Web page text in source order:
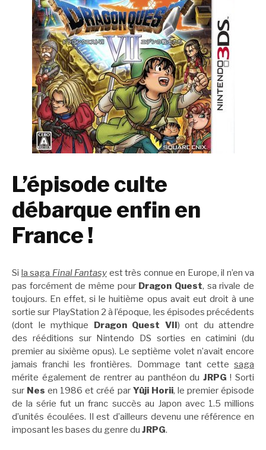
L’épisode culte
débarque enfin en
France !
Si la saga Final Fantasy est très connue en Europe, il n’en va
pas forcément de même pour Dragon Quest, sa rivale de
toujours. En effet, si le huitième opus avait eut droit à une
sortie sur PlayStation 2 à l’époque, les épisodes précédents
(dont le mythique Dragon Quest VII) ont du attendre
des rééditions sur Nintendo DS sorties en catimini (du
premier au sixième opus). Le septième volet n’avait encore
jamais franchi les frontières. Dommage tant cette saga
mérite également de rentrer au panthéon du JRPG ! Sorti
sur Nes en 1986 et créé par Yûji Horii, le premier épisode
de la série fut un franc succès au Japon avec 1.5 millions
d’unités écoulées. Il est d’ailleurs devenu une référence en
imposant les bases du genre du JRPG.